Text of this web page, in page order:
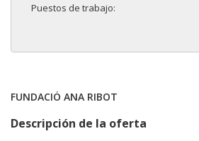
Puestos de trabajo:
FUNDACIÓ ANA RIBOT
Descripción de la oferta